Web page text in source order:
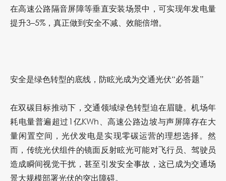
在高速公路隔音屏障等垂直安装场景中，可实现年发电量
提升3–5%，真正做到安全不减、效能倍增。
安全是绿色转型的底线，防眩光成为交通光伏“必答题”
在双碳目标推动下，交通领域绿色转型迫在眉睫。机场年
耗电量普遍超过1亿KWh、高速公路边坡与声屏障存在大
量闲置空间，光伏发电是实现零碳运营的理想选择。然
而，传统光伏组件的镜面反射眩光可能对飞行员、驾驶员
造成瞬间视觉干扰，甚至引发安全事故，这已成为交通场
景大规模部署光伏的突出障碍。